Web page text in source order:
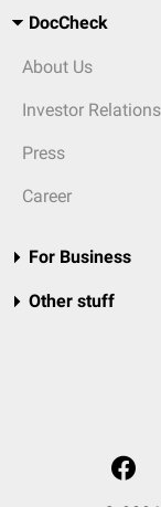
DocCheck
About Us
Investor Relations
Press
Career
For Business
Other stuff